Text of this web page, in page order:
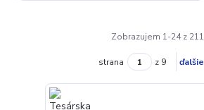
Zobrazujem 1-24 z 211
strana z 9 ďalšie